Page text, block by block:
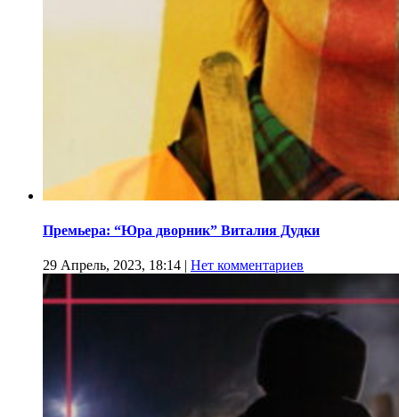
Премьера: “Юра дворник” Виталия Дудки
29 Апрель, 2023, 18:14 | Нет комментариев